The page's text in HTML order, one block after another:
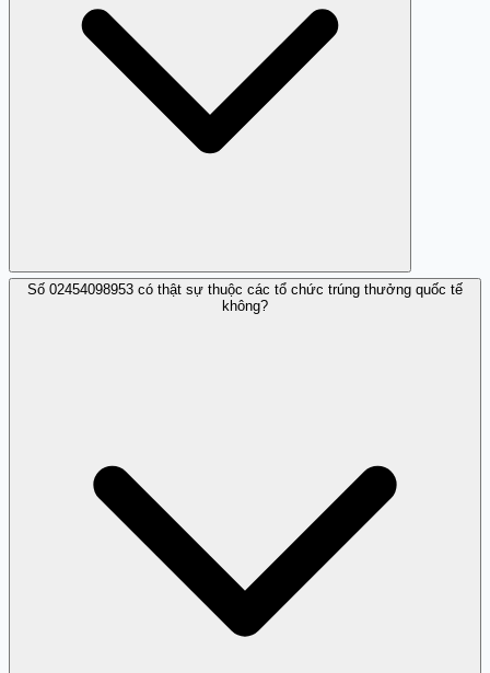
Không cung cấp thông tin cá nhân, không chuyển tiền,
Số 02454098953 có thật sự thuộc các tổ chức trúng thưởng quốc tế
không?